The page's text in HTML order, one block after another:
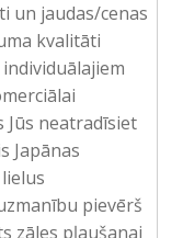
un jaudas/cenas
kvalitāti
Jūs neatradīsiet
Japānas
pievērš
zāles pļaušanai